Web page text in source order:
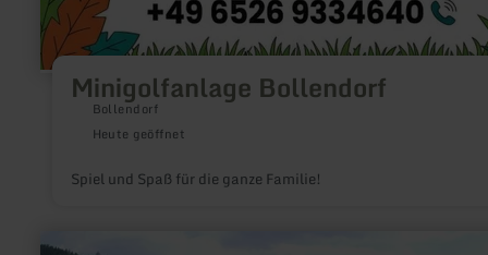
Minigolfanlage Bollendorf
Bollendorf
Heute geöffnet
Spiel und Spaß für die ganze Familie!